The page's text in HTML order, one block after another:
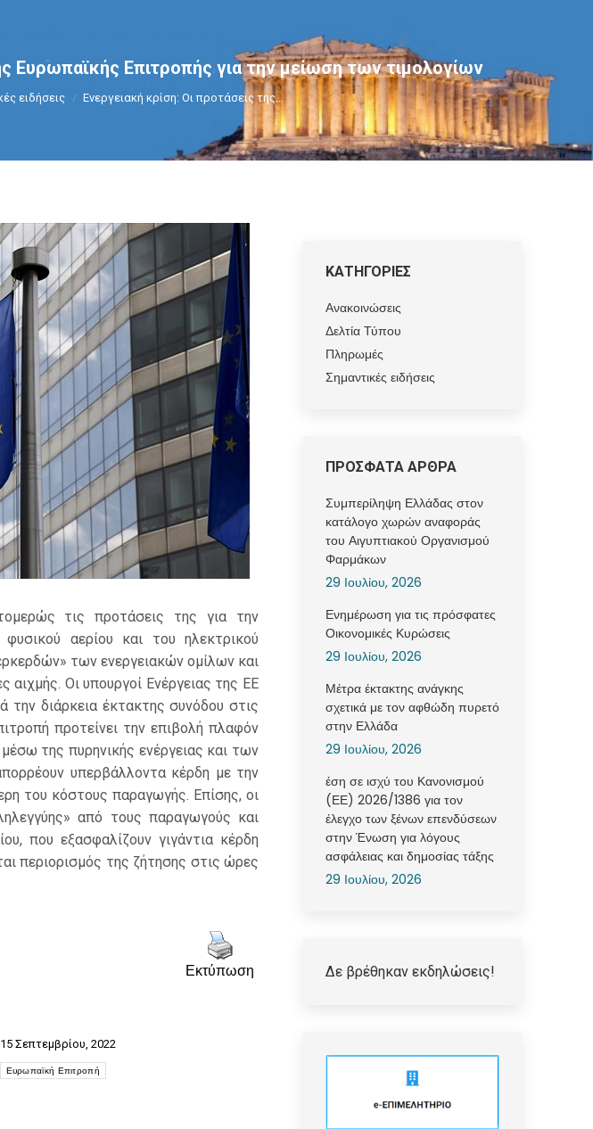
Ευρωπαϊκής Επιτροπής για την μείωση των τιμολογίων
ειδήσεις Ενεργειακή κρίση: Οι προτάσεις της…
τις προτάσεις της για την
αερίου και του ηλεκτρικού
των ενεργειακών ομίλων και
Οι υπουργοί Ενέργειας της ΕΕ
διάρκεια έκτακτης συνόδου στις
προτείνει την επιβολή πλαφόν
της πυρηνικής ενέργειας και των
υπερβάλλοντα κέρδη με την
του κόστους παραγωγής. Επίσης, οι
από τους παραγωγούς και
που εξασφαλίζουν γιγάντια κέρδη
περιορισμός της ζήτησης στις ώρες
Εκτύπωση
15 Σεπτεμβρίου, 2022
Ευρωπαϊκή Επιτροπή
ΚΑΤΗΓΟΡΙΕΣ
Ανακοινώσεις
Δελτία Τύπου
Πληρωμές
Σημαντικές ειδήσεις
ΠΡΟΣΦΑΤΑ ΑΡΘΡΑ
Συμπερίληψη Ελλάδας στον
κατάλογο χωρών αναφοράς
του Αιγυπτιακού Οργανισμού
Φαρμάκων
29 Ιουλίου, 2026
Ενημέρωση για τις πρόσφατες
Οικονομικές Κυρώσεις
29 Ιουλίου, 2026
Μέτρα έκτακτης ανάγκης
σχετικά με τον αφθώδη πυρετό
στην Ελλάδα
29 Ιουλίου, 2026
έση σε ισχύ του Κανονισμού
(ΕΕ) 2026/1386 για τον
έλεγχο των ξένων επενδύσεων
στην Ένωση για λόγους
ασφάλειας και δημοσίας τάξης
29 Ιουλίου, 2026
Δε βρέθηκαν εκδηλώσεις!